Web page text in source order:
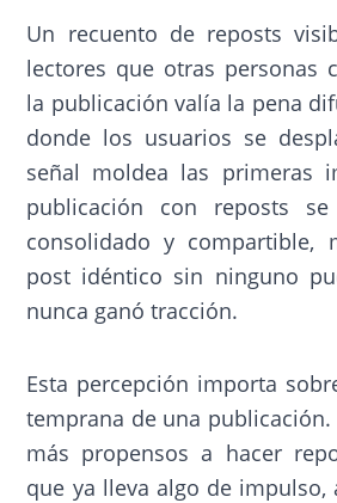
Un recuento de reposts
lectores que otras personas
la publicación valía la pena
donde los usuarios se
señal moldea las primeras
publicación con reposts
consolidado y compartible,
post idéntico sin ninguno
nunca ganó tracción.
Esta percepción importa
temprana de una publicación.
más propensos a hacer
que ya lleva algo de